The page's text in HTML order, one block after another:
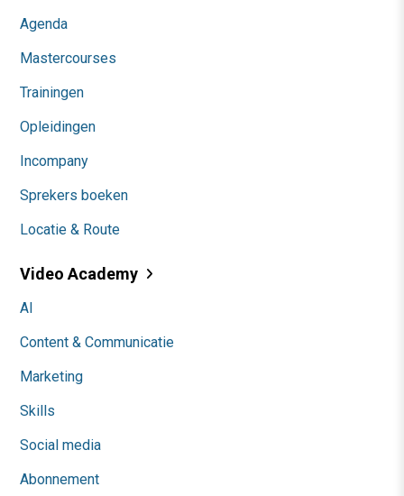
Agenda
Mastercourses
Trainingen
Opleidingen
Incompany
Sprekers boeken
Locatie & Route
Video Academy
AI
Content & Communicatie
Marketing
Skills
Social media
Abonnement